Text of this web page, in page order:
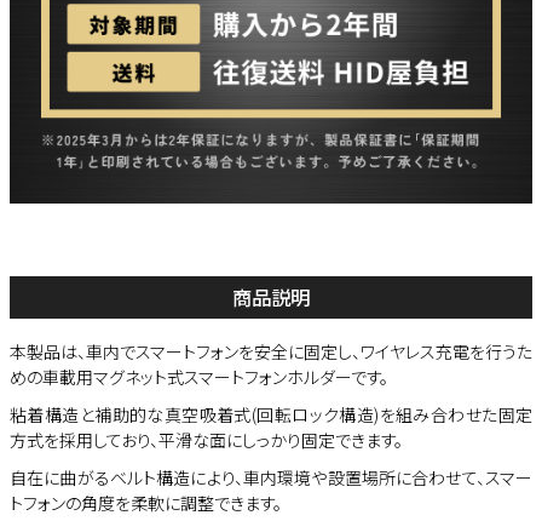
商品説明
本製品は、車内でスマートフォンを安全に固定し、ワイヤレス充電を行うた
めの車載用マグネット式スマートフォンホルダーです。
粘着構造と補助的な真空吸着式(回転ロック構造)を組み合わせた固定
方式を採用しており、平滑な面にしっかり固定できます。
自在に曲がるベルト構造により、車内環境や設置場所に合わせて、スマー
トフォンの角度を柔軟に調整できます。